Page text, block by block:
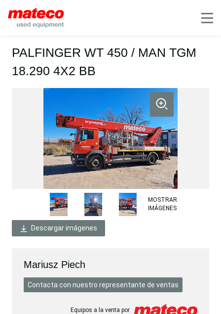
PALFINGER WT 450 / MAN TGM
18.290 4X2 BB
MOSTRAR
IMÁGENES
Descargar imágenes
Mariusz Piech
Contacta con nuestro representante de ventas
Equipos a la venta por